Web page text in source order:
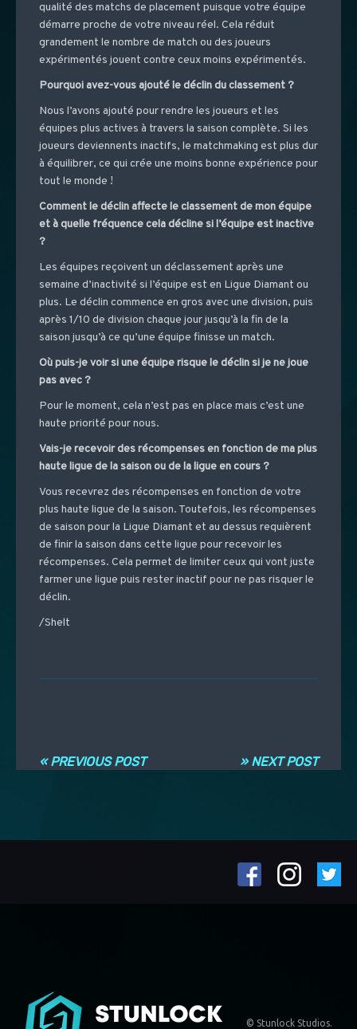
qualité des matchs de placement puisque votre équipe
démarre proche de votre niveau réel. Cela réduit
grandement le nombre de match ou des joueurs
expérimentés jouent contre ceux moins expérimentés.
Pourquoi avez-vous ajouté le déclin du classement ?
Nous l’avons ajouté pour rendre les joueurs et les
équipes plus actives à travers la saison complète. Si les
joueurs deviennents inactifs, le matchmaking est plus dur
à équilibrer, ce qui crée une moins bonne expérience pour
tout le monde !
Comment le déclin affecte le classement de mon équipe
et à quelle fréquence cela décline si l’équipe est inactive
?
Les équipes reçoivent un déclassement après une
semaine d’inactivité si l’équipe est en Ligue Diamant ou
plus. Le déclin commence en gros avec une division, puis
après 1/10 de division chaque jour jusqu’à la fin de la
saison jusqu’à ce qu’une équipe finisse un match.
Où puis-je voir si une équipe risque le déclin si je ne joue
pas avec ?
Pour le moment, cela n’est pas en place mais c’est une
haute priorité pour nous.
Vais-je recevoir des récompenses en fonction de ma plus
haute ligue de la saison ou de la ligue en cours ?
Vous recevrez des récompenses en fonction de votre
plus haute ligue de la saison. Toutefois, les récompenses
de saison pour la Ligue Diamant et au dessus requièrent
de finir la saison dans cette ligue pour recevoir les
récompenses. Cela permet de limiter ceux qui vont juste
farmer une ligue puis rester inactif pour ne pas risquer le
déclin.
/Shelt
» NEXT POST
« PREVIOUS POST
© Stunlock Studios.